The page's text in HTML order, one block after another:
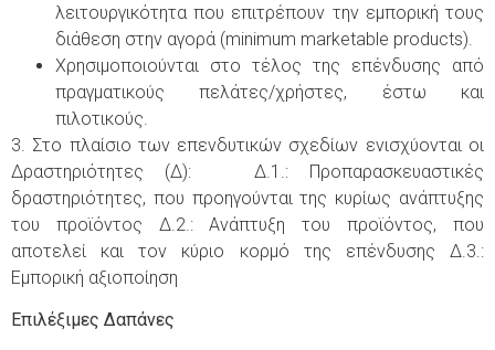
λειτουργικότητα που επιτρέπουν την εμπορική τους
διάθεση στην αγορά (minimum marketable products).
Χρησιμοποιούνται στο τέλος της επένδυσης από
πραγματικούς πελάτες/χρήστες, έστω και
πιλοτικούς.
3. Στο πλαίσιο των επενδυτικών σχεδίων ενισχύονται οι
Δραστηριότητες (Δ): Δ.1.: Προπαρασκευαστικές
δραστηριότητες, που προηγούνται της κυρίως ανάπτυξης
του προϊόντος Δ.2.: Ανάπτυξη του προϊόντος, που
αποτελεί και τον κύριο κορμό της επένδυσης Δ.3.:
Εμπορική αξιοποίηση
Επιλέξιμες Δαπάνες